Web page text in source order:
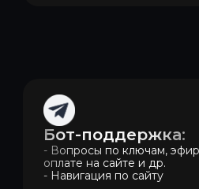
Бот-поддержка:
- Вопросы по ключам,
оплате на сайте и др.
- Навигация по сайту